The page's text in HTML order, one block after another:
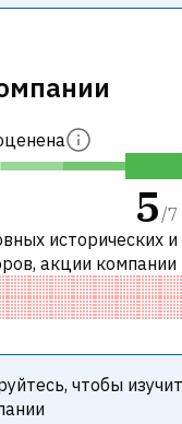
5 /7
исторических
акции компании
сравнению с
акция
чтобы